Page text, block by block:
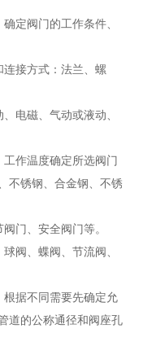
定阀门的工作条件、
接方式：法兰、螺
电磁、气动或液动、
作温度确定所选阀门
不锈钢、合金钢、不锈
门、安全阀门等。
阀、蝶阀、节流阀、
据不同需要先确定允
道的公称通径和阀座孔